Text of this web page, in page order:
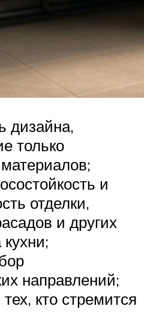
дизайна,
только
и
отделки,
и других
направлений;
кто стремится